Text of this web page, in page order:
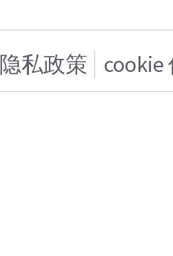
隐私政策 cookie